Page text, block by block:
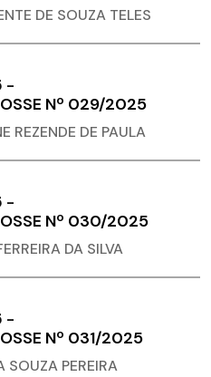
DE SOUZA TELES
-
Nº 029/2025
REZENDE DE PAULA
-
Nº 030/2025
DA SILVA
-
Nº 031/2025
SOUZA PEREIRA